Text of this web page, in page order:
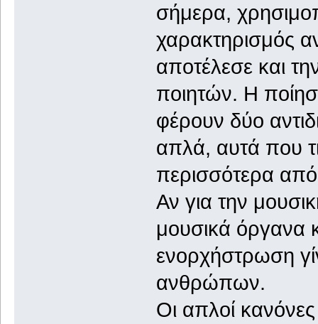
σήμερα,
χαρακτηρισμός
αποτέλεσε και
ποιητών. Η
φέρουν δύο
απλά, αυτά που
περισσότερα
Αν για την
μουσικά όργανα
ενορχήστρωση
ανθρώπων.
Οι απλοί